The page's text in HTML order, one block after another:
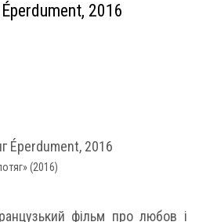
2016
(2016)
фільм про любов і